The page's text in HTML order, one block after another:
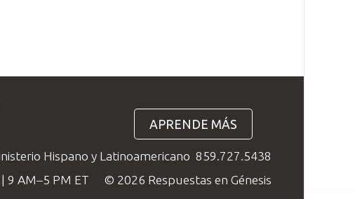
APRENDE MÁS
Hispano y Latinoamericano 859.727.5438
9 AM–5 PM ET
© 2026 Respuestas en Génesis